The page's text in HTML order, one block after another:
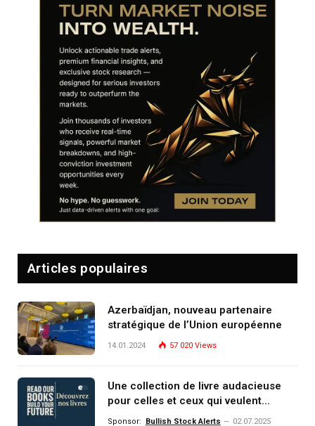
Articles populaires
Azerbaïdjan, nouveau partenaire
stratégique de l’Union européenne
14.01.2024 57 020 Views
Une collection de livre audacieuse
pour celles et ceux qui veulent
comprendre, investir et dominer le
Sponsor: Bullish Stock Alerts 02.07.2025